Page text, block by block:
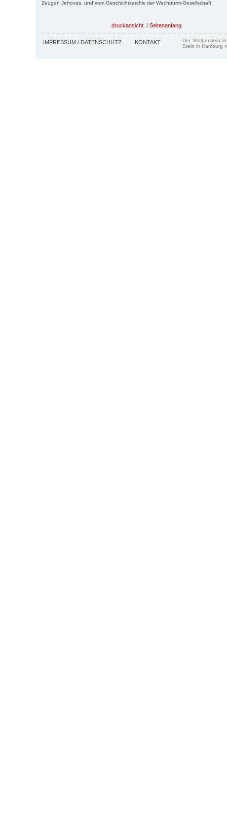
Zeugen Jehovas, und vom Geschichtsarchiv der Wachtturm-Gesellschaft.
druckansicht / Seitenanfang
IMPRESSUM / DATENSCHUTZ KONTAKT
Der Stolperstein
Stein in Hamburg